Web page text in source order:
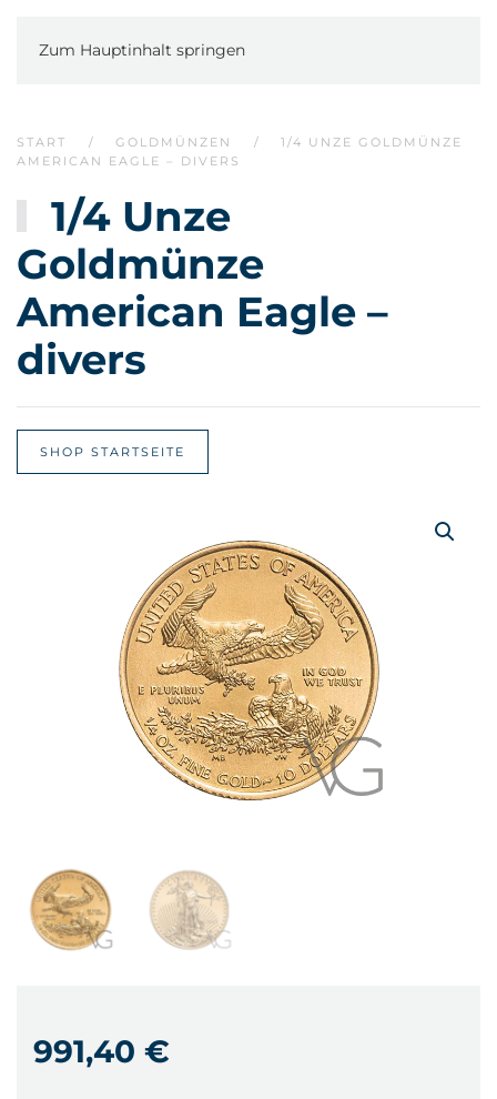
Zum Hauptinhalt springen
START GOLDMÜNZEN
1/4 UNZE GOLDMÜNZE
AMERICAN EAGLE – DIVERS
1/4 Unze
Goldmünze
American Eagle –
divers
SHOP STARTSEITE
991,40 €